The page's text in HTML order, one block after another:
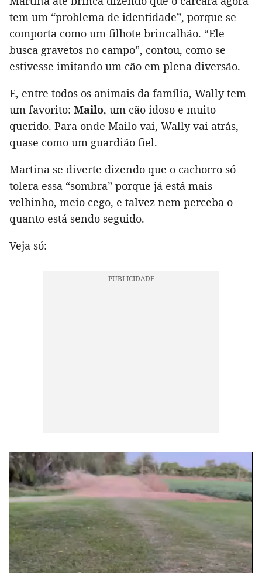
tem um “problema de identidade”, porque se
comporta como um filhote brincalhão. “Ele
busca gravetos no campo”, contou, como se
estivesse imitando um cão em plena diversão.
E, entre todos os animais da família, Wally tem
um favorito: Mailo, um cão idoso e muito
querido. Para onde Mailo vai, Wally vai atrás,
quase como um guardião fiel.
Martina se diverte dizendo que o cachorro só
tolera essa “sombra” porque já está mais
velhinho, meio cego, e talvez nem perceba o
quanto está sendo seguido.
Veja só: